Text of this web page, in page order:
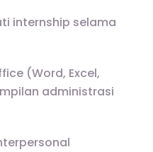
internship selama
(Word, Excel,
administrasi